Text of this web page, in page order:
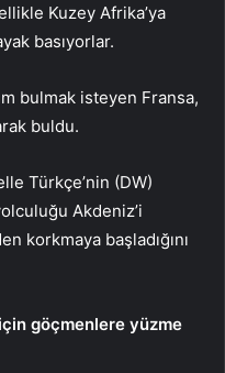
Kuzey Afrika’ya
basıyorlar.
bulmak isteyen Fransa,
buldu.
Türkçe’nin (DW)
Akdeniz’i
korkmaya başladığını
göçmenlere yüzme